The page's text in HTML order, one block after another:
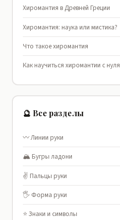
Хиромантия в Древней Греции
Хиромантия: наука или мистика?
Что такое хиромантия
Как научиться хиромантии с нуля
🔮 Все разделы
〰️ Линии руки
🏔️ Бугры ладони
✌️ Пальцы руки
🖐️ Форма руки
⭐ Знаки и символы